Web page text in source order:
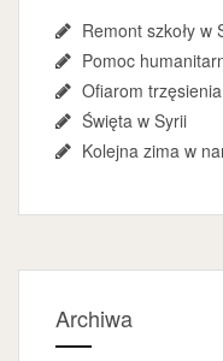
Remont szkoły w
Pomoc
Ofiarom
Święta w Syrii
Kolejna zima w
Archiwa